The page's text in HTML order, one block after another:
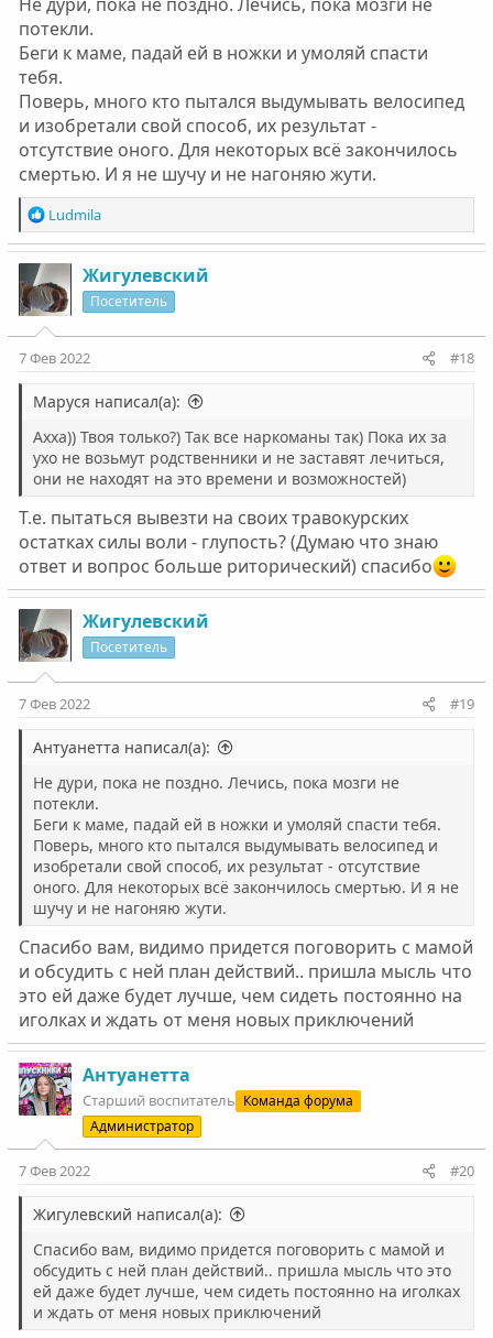
потекли.
Беги к маме, падай ей в ножки и умоляй спасти
тебя.
Поверь, много кто пытался выдумывать велосипед
и изобретали свой способ, их результат -
отсутствие оного. Для некоторых всё закончилось
смертью. И я не шучу и не нагоняю жути.
Р
е
а
к
ц
и
и
:
Ludmila
Жигулевский
Посетитель
7 Фев 2022 #18
Маруся написал(а):
Ахха)) Твоя только?) Так все наркоманы так) Пока их за
ухо не возьмут родственники и не заставят лечиться,
они не находят на это времени и возможностей)
Т.е. пытаться вывезти на своих травокурских
остатках силы воли - глупость? (Думаю что знаю
ответ и вопрос больше риторический) спасибо
Жигулевский
Посетитель
7 Фев 2022 #19
Антуанетта написал(а):
Не дури, пока не поздно. Лечись, пока мозги не
потекли.
Беги к маме, падай ей в ножки и умоляй спасти тебя.
Поверь, много кто пытался выдумывать велосипед и
изобретали свой способ, их результат - отсутствие
оного. Для некоторых всё закончилось смертью. И я не
шучу и не нагоняю жути.
Спасибо вам, видимо придется поговорить с мамой
и обсудить с ней план действий.. пришла мысль что
это ей даже будет лучше, чем сидеть постоянно на
иголках и ждать от меня новых приключений
Антуанетта
Старший воспитатель Команда форума
Администратор
7 Фев 2022 #20
Жигулевский написал(а):
Спасибо вам, видимо придется поговорить с мамой и
обсудить с ней план действий.. пришла мысль что это
ей даже будет лучше, чем сидеть постоянно на иголках
и ждать от меня новых приключений